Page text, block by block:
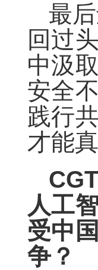
最
回过
中汲
安全
践行
才能
人工
受中
争？